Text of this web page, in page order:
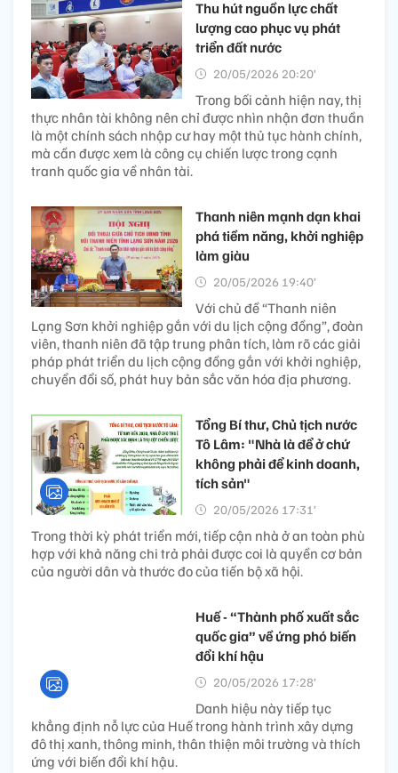
Thu hút nguồn lực chất
lượng cao phục vụ phát
triển đất nước
20/05/2026 20:20’
Trong bối cảnh hiện nay, thị
thực nhân tài không nên chỉ được nhìn nhận đơn thuần
là một chính sách nhập cư hay một thủ tục hành chính,
mà cần được xem là công cụ chiến lược trong cạnh
tranh quốc gia về nhân tài.
Thanh niên mạnh dạn khai
phá tiềm năng, khởi nghiệp
làm giàu
20/05/2026 19:40’
Với chủ đề “Thanh niên
Lạng Sơn khởi nghiệp gắn với du lịch cộng đồng”, đoàn
viên, thanh niên đã tập trung phân tích, làm rõ các giải
pháp phát triển du lịch cộng đồng gắn với khởi nghiệp,
chuyển đổi số, phát huy bản sắc văn hóa địa phương.
Tổng Bí thư, Chủ tịch nước
Tô Lâm: "Nhà là để ở chứ
không phải để kinh doanh,
tích sản"
20/05/2026 17:31’
Trong thời kỳ phát triển mới, tiếp cận nhà ở an toàn phù
hợp với khả năng chi trả phải được coi là quyền cơ bản
của người dân và thước đo của tiến bộ xã hội.
Huế - “Thành phố xuất sắc
quốc gia” về ứng phó biến
đổi khí hậu
20/05/2026 17:28’
Danh hiệu này tiếp tục
khẳng định nỗ lực của Huế trong hành trình xây dựng
đô thị xanh, thông minh, thân thiện môi trường và thích
ứng với biến đổi khí hậu.